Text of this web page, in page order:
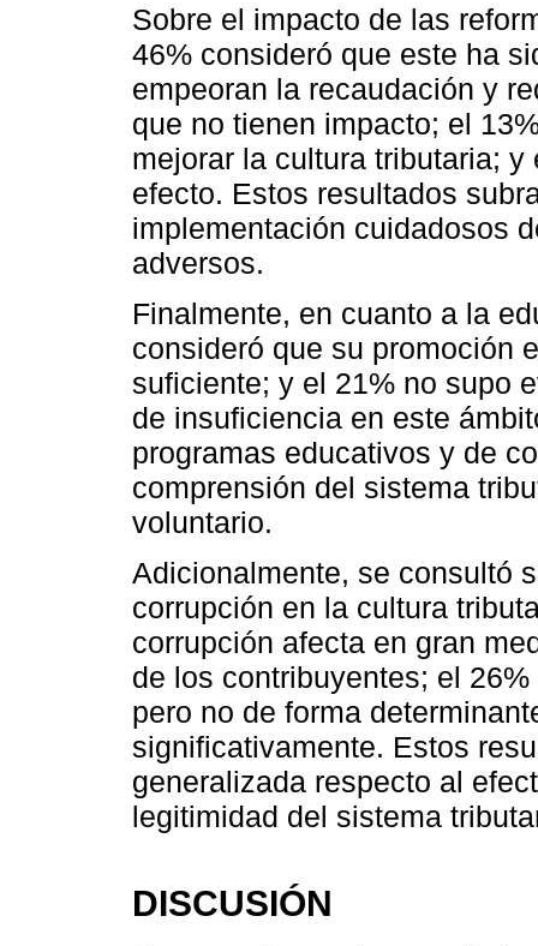
Sobre el impacto de las
46% consideró que este ha
empeoran la recaudación y
que no tienen impacto; el
mejorar la cultura tributaria;
efecto. Estos resultados
implementación cuidadosos
adversos.
Finalmente, en cuanto a la
consideró que su promoción
suficiente; y el 21% no supo
de insuficiencia en este
programas educativos y de
comprensión del sistema
voluntario.
Adicionalmente, se consultó
corrupción en la cultura
corrupción afecta en gran
de los contribuyentes; el
pero no de forma
significativamente. Estos
generalizada respecto al
legitimidad del sistema
DISCUSIÓN